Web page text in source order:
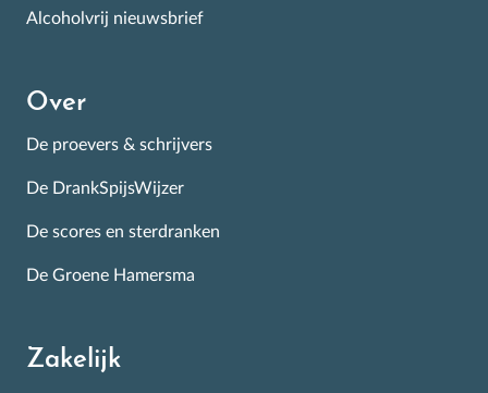
Alcoholvrij nieuwsbrief
Over
De proevers & schrijvers
De DrankSpijsWijzer
De scores en sterdranken
De Groene Hamersma
Zakelijk